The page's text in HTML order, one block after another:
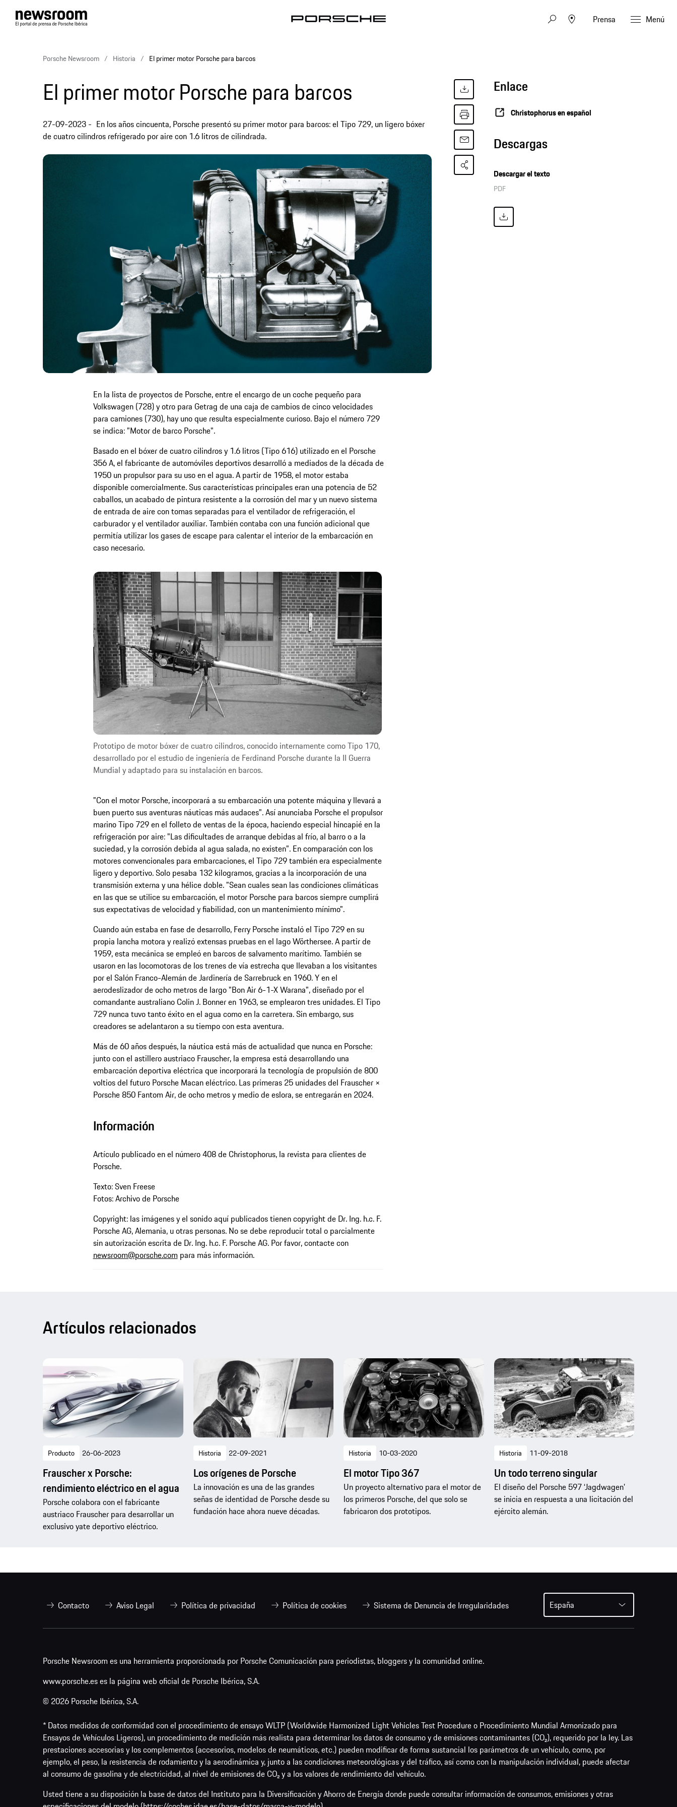
Prensa Menú
Porsche Newsroom Historia El primer motor Porsche para barcos
El primer motor Porsche para barcos
27-09-2023
En los años cincuenta, Porsche presentó su primer motor para barcos: el Tipo 729, un ligero bóxer
de cuatro cilindros refrigerado por aire con 1.6 litros de cilindrada.
En la lista de proyectos de Porsche, entre el encargo de un coche pequeño para
Volkswagen (728) y otro para Getrag de una caja de cambios de cinco velocidades
para camiones (730), hay uno que resulta especialmente curioso. Bajo el número 729
se indica: "Motor de barco Porsche".
Basado en el bóxer de cuatro cilindros y 1.6 litros (Tipo 616) utilizado en el Porsche
356 A, el fabricante de automóviles deportivos desarrolló a mediados de la década de
1950 un propulsor para su uso en el agua. A partir de 1958, el motor estaba
disponible comercialmente. Sus características principales eran una potencia de 52
caballos, un acabado de pintura resistente a la corrosión del mar y un nuevo sistema
de entrada de aire con tomas separadas para el ventilador de refrigeración, el
carburador y el ventilador auxiliar. También contaba con una función adicional que
permitía utilizar los gases de escape para calentar el interior de la embarcación en
caso necesario.
Prototipo de motor bóxer de cuatro cilindros, conocido internamente como Tipo 170,
desarrollado por el estudio de ingeniería de Ferdinand Porsche durante la II Guerra
Mundial y adaptado para su instalación en barcos.
"Con el motor Porsche, incorporará a su embarcación una potente máquina y llevará a
buen puerto sus aventuras náuticas más audaces". Así anunciaba Porsche el propulsor
marino Tipo 729 en el folleto de ventas de la época, haciendo especial hincapié en la
refrigeración por aire: "Las dificultades de arranque debidas al frío, al barro o a la
suciedad, y la corrosión debida al agua salada, no existen". En comparación con los
motores convencionales para embarcaciones, el Tipo 729 también era especialmente
ligero y deportivo. Solo pesaba 132 kilogramos, gracias a la incorporación de una
transmisión externa y una hélice doble. "Sean cuales sean las condiciones climáticas
en las que se utilice su embarcación, el motor Porsche para barcos siempre cumplirá
sus expectativas de velocidad y fiabilidad, con un mantenimiento mínimo".
Cuando aún estaba en fase de desarrollo, Ferry Porsche instaló el Tipo 729 en su
propia lancha motora y realizó extensas pruebas en el lago Wörthersee. A partir de
1959, esta mecánica se empleó en barcos de salvamento marítimo. También se
usaron en las locomotoras de los trenes de vía estrecha que llevaban a los visitantes
por el Salón Franco-Alemán de Jardinería de Sarrebruck en 1960. Y en el
aerodeslizador de ocho metros de largo "Bon Air 6-1-X Warana", diseñado por el
comandante australiano Colin J. Bonner en 1963, se emplearon tres unidades. El Tipo
729 nunca tuvo tanto éxito en el agua como en la carretera. Sin embargo, sus
creadores se adelantaron a su tiempo con esta aventura.
Más de 60 años después, la náutica está más de actualidad que nunca en Porsche:
junto con el astillero austriaco Frauscher, la empresa está desarrollando una
embarcación deportiva eléctrica que incorporará la tecnología de propulsión de 800
voltios del futuro Porsche Macan eléctrico. Las primeras 25 unidades del Frauscher ×
Porsche 850 Fantom Air, de ocho metros y medio de eslora, se entregarán en 2024.
Información
Artículo publicado en el número 408 de Christophorus, la revista para clientes de
Porsche.
Texto: Sven Freese
Fotos: Archivo de Porsche
Copyright: las imágenes y el sonido aquí publicados tienen copyright de Dr. Ing. h.c. F.
Porsche AG, Alemania, u otras personas. No se debe reproducir total o parcialmente
sin autorización escrita de Dr. Ing. h.c. F. Porsche AG. Por favor, contacte con
newsroom@porsche.com para más información.
Enlace
Christophorus en español
Descargas
Descargar el texto
PDF
Artículos relacionados
Producto 26-06-2023
Frauscher x Porsche:
rendimiento eléctrico en el agua
Porsche colabora con el fabricante
austriaco Frauscher para desarrollar un
exclusivo yate deportivo eléctrico.
Historia 22-09-2021
Los orígenes de Porsche
La innovación es una de las grandes
señas de identidad de Porsche desde su
fundación hace ahora nueve décadas.
Historia 10-03-2020
El motor Tipo 367
Un proyecto alternativo para el motor de
los primeros Porsche, del que solo se
fabricaron dos prototipos.
Historia 11-09-2018
Un todo terreno singular
El diseño del Porsche 597 ‘Jagdwagen’
se inicia en respuesta a una licitación del
ejército alemán.
Contacto Aviso Legal Política de privacidad Política de cookies Sistema de Denuncia de Irregularidades España
Porsche Newsroom es una herramienta proporcionada por Porsche Comunicación para periodistas, bloggers y la comunidad online.
www.porsche.es es la página web oficial de Porsche Ibérica, S.A.
© 2026 Porsche Ibérica, S.A.
* Datos medidos de conformidad con el procedimiento de ensayo WLTP (Worldwide Harmonized Light Vehicles Test Procedure o Procedimiento Mundial Armonizado para
Ensayos de Vehículos Ligeros), un procedimiento de medición más realista para determinar los datos de consumo y de emisiones contaminantes (CO₂), requerido por la ley. Las
prestaciones accesorias y los complementos (accesorios, modelos de neumáticos, etc.) pueden modificar de forma sustancial los parámetros de un vehículo, como, por
ejemplo, el peso, la resistencia de rodamiento y la aerodinámica y, junto a las condiciones meteorológicas y del tráfico, así como con la manipulación individual, puede afectar
al consumo de gasolina y de electricidad, al nivel de emisiones de CO₂ y a los valores de rendimiento del vehículo.
Usted tiene a su disposición la base de datos del Instituto para la Diversificación y Ahorro de Energía donde puede consultar información de consumos, emisiones y otras